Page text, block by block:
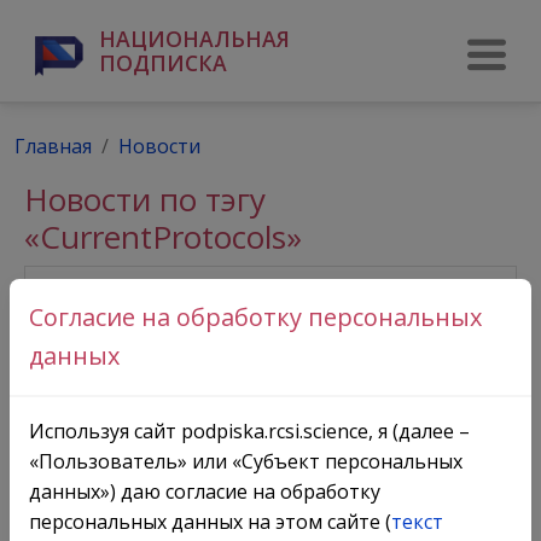
НАЦИОНАЛЬНАЯ
ПОДПИСКА
Главная Новости
Новости по тэгу
«CurrentProtocols»
Согласие на обработку персональных
данных
Используя сайт podpiska.rcsi.science, я (далее –
«Пользователь» или «Субъект персональных
данных») даю согласие на обработку
персональных данных на этом сайте (текст